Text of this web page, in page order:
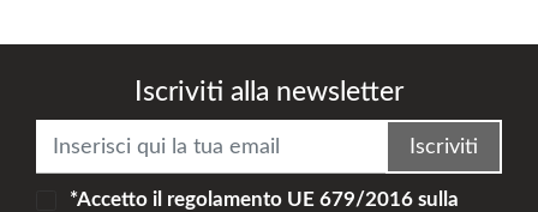
Iscriviti alla newsletter
Iscriviti
*Accetto il regolamento UE 679/2016sulla